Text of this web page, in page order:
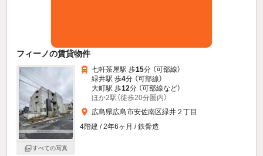
フィーノの賃貸物件
すべての写真
七軒茶屋駅 歩15分 （可部線）
緑井駅 歩4分 （可部線）
大町駅 歩12分 （可部線など）
ほか2駅（徒歩20分圏内）
広島県広島市安佐南区緑井２丁目
4階建 / 2年6ヶ月 / 鉄骨造